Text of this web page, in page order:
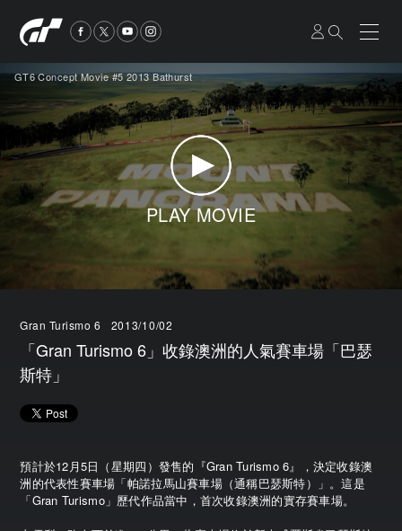
GT6 Concept Movie #5 2013 Bathurst
PLAY MOVIE
Gran Turismo 6 2013/10/02
「Gran Turismo 6」收錄澳洲的人氣賽車場「巴瑟
斯特」
預計於12月5日（星期四）發售的『Gran Turismo 6』，決定收錄澳
洲的代表性賽車場「帕諾拉馬山賽車場（通稱巴瑟斯特）」。這是
「Gran Turismo」歷代作品當中，首次收錄澳洲的實存賽車場。